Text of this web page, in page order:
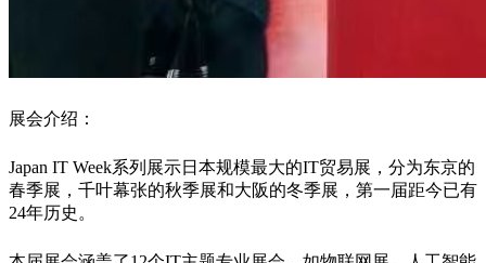
展会介绍：
Japan IT Week系列展示日本规模最大的IT贸易展，分为东京的
春季展，千叶幕张的秋季展和大阪的冬季展，第一届距今已有
24年历史。